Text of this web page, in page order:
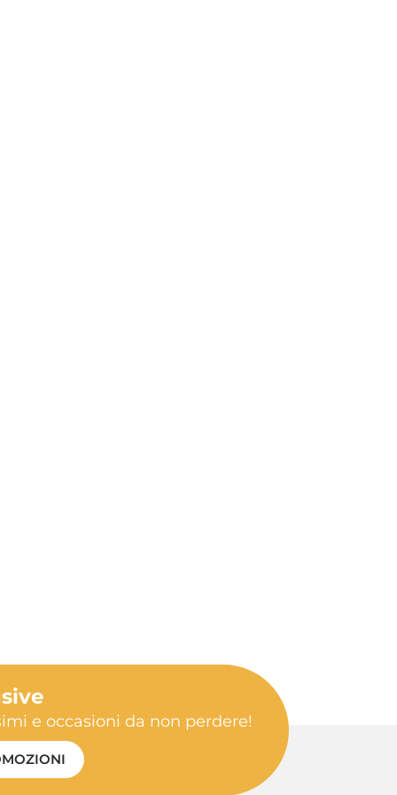
e occasioni da non perdere!